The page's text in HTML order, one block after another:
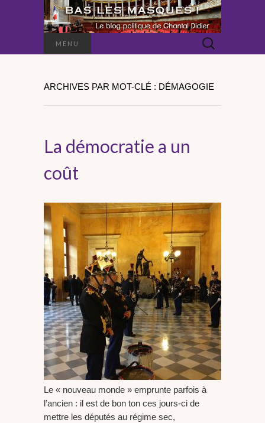
MENU Rechercher :
ARCHIVES PAR MOT-CLÉ : DÉMAGOGIE
La démocratie a un
coût
Le « nouveau monde » emprunte parfois à
l’ancien : il est de bon ton ces jours-ci de
mettre les députés au régime sec,